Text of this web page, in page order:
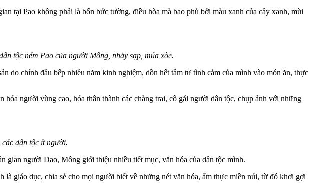
tại Pao không phải là bốn bức tường, điều hòa mà bao phủ bởi màu xanh của cây xanh, mùi
tộc ném Pao của người Mông, nhảy sạp, múa xòe.
do chính đầu bếp nhiều năm kinh nghiệm, dồn hết tâm tư tình cảm của mình vào món ăn, thực
người vùng cao, hóa thân thành các chàng trai, cô gái người dân tộc, chụp ảnh với những
các dân tộc ít người.
gian người Dao, Mông giới thiệu nhiều tiết mục, văn hóa của dân tộc mình.
giáo dục, chia sẻ cho mọi người biết về những nét văn hóa, ẩm thực miền núi, từ đó khơi gợi